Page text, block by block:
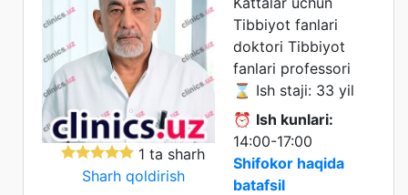
1 ta sharh
Sharh qoldirish
Tibbiyot fanlari
doktori Tibbiyot
fanlari professori
⌛ Ish staji: 33 yil
⏰ Ish kunlari:
14:00-17:00
Shifokor haqida
batafsil